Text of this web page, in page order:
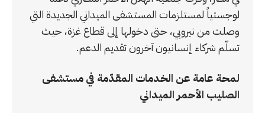
لوجستياً لمستلزمات المستشفى الميداني الجديدة التي
وصلت من نيروبي، حتى دخولها إلى قطاع غزة، حيث
تسلّم شركاء إنسانيون آخرون تقديم الدعم.
لمحة عامة عن الخدمات المقدّمة في مستشفى
الصليب الأحمر الميداني